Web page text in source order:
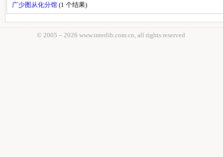
广少图从化分馆 (1 个结果)
© 2005－ 2026 www.interlib.com.cn, all rights reserved